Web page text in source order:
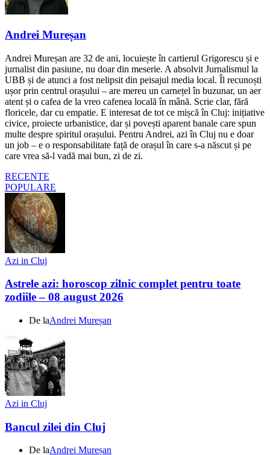
Andrei Mureșan
Andrei Mureșan are 32 de ani, locuiește în cartierul Grigorescu și e
jurnalist din pasiune, nu doar din meserie. A absolvit Jurnalismul la
UBB și de atunci a fost nelipsit din peisajul media local. Îl recunoști
ușor prin centrul orașului – are mereu un carnețel în buzunar, un aer
atent și o cafea de la vreo cafenea locală în mână. Scrie clar, fără
floricele, dar cu empatie. E interesat de tot ce mișcă în Cluj: inițiative
civice, proiecte urbanistice, dar și povești aparent banale care spun
multe despre spiritul orașului. Pentru Andrei, azi în Cluj nu e doar
un job – e o responsabilitate față de orașul în care s-a născut și pe
care vrea să-l vadă mai bun, zi de zi.
RECENTE
POPULARE
Azi in Cluj
Astrele azi: horoscop zilnic complet pentru toate
zodiile – 08 august 2026
De laAndrei Mureșan
Azi in Cluj
Bancul zilei din Cluj
De laAndrei Mureșan